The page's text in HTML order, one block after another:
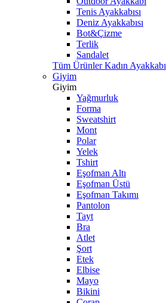
Tenis Ayakkabısı
Deniz Ayakkabısı
Bot&Çizme
Terlik
Sandalet
Tüm Ürünler Kadın Ayakkabı
Giyim
Giyim
Yağmurluk
Forma
Sweatshirt
Mont
Polar
Yelek
Tshirt
Eşofman Altı
Eşofman Üstü
Eşofman Takımı
Pantolon
Tayt
Bra
Atlet
Şort
Etek
Elbise
Mayo
Bikini